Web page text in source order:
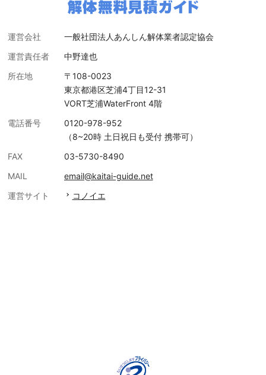
運営会社
一般社団法人あんしん解体業者認定協会
運営責任者
中野達也
所在地
〒108-0023
東京都港区芝浦4丁目12-31
VORT芝浦WaterFront 4階
電話番号
0120-978-952
（8~20時 土日祝日も受付 携帯可）
FAX
03-5730-8490
MAIL
email@kaitai-guide.net
運営サイト
コノイエ